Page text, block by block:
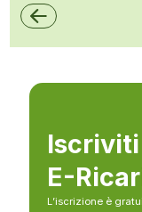
E-
L’iscrizione è